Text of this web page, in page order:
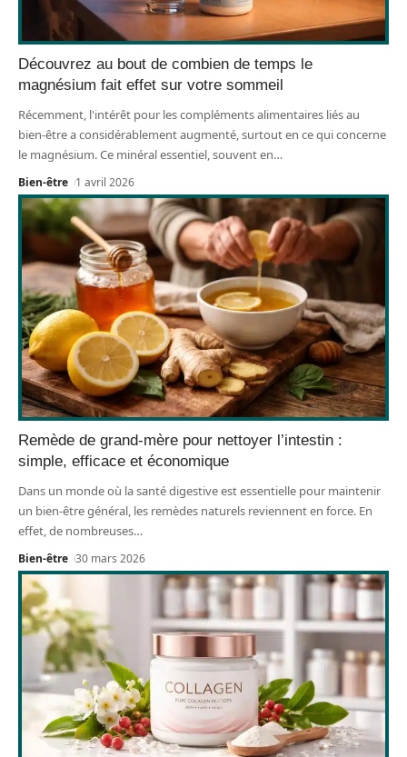
Découvrez au bout de combien de temps le
magnésium fait effet sur votre sommeil
Récemment, l'intérêt pour les compléments alimentaires liés au
bien-être a considérablement augmenté, surtout en ce qui concerne
le magnésium. Ce minéral essentiel, souvent en…
Bien-être 1 avril 2026
Remède de grand-mère pour nettoyer l’intestin :
simple, efficace et économique
Dans un monde où la santé digestive est essentielle pour maintenir
un bien-être général, les remèdes naturels reviennent en force. En
effet, de nombreuses…
Bien-être 30 mars 2026